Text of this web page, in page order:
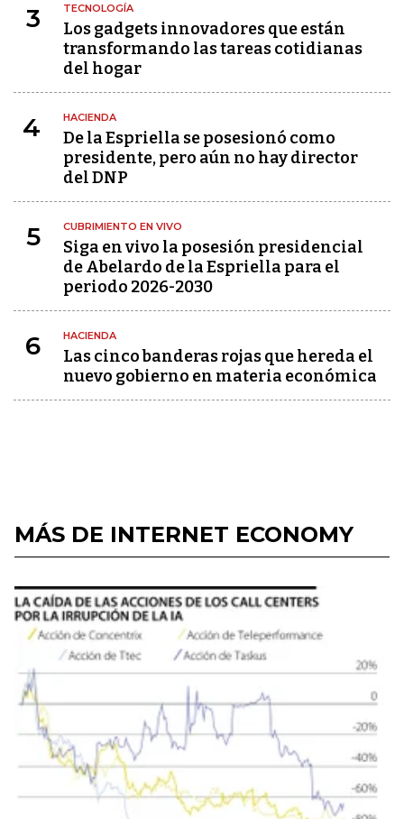
3 TECNOLOGÍA
Los gadgets innovadores que están
transformando las tareas cotidianas
del hogar
4 HACIENDA
De la Espriella se posesionó como
presidente, pero aún no hay director
del DNP
5 CUBRIMIENTO EN VIVO
Siga en vivo la posesión presidencial
de Abelardo de la Espriella para el
periodo 2026-2030
6 HACIENDA
Las cinco banderas rojas que hereda el
nuevo gobierno en materia económica
MÁS DE INTERNET ECONOMY